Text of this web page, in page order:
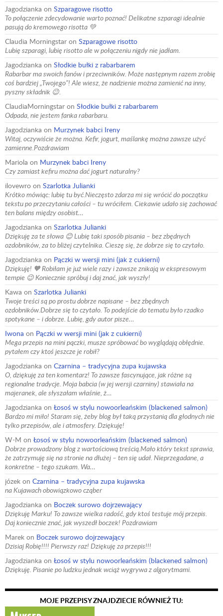
Jagodzianka on Szparagowe risotto
To połączenie zdecydowanie warto poznać! Delikatne szparagi idealnie
pasują do kremowego risotta 💚
Claudia Morningstar on Szparagowe risotto
Lubię szparagi, lubię risotto ale w połączeniu nigdy nie jadłam.
Jagodzianka on Słodkie bułki z rabarbarem
Rabarbar ma swoich fanów i przeciwników. Może następnym razem zrobię
coś bardziej „Twojego”! Ale wiesz, że nadzienie można zamienić na inny,
pyszny składnik 😉.
ClaudiaMorningstar on Słodkie bułki z rabarbarem
Odpada, nie jestem fanka rabarbaru.
Jagodzianka on Murzynek babci Ireny
Witaj, oczywiście że można. Kefir, jogurt, maślankę można zawsze użyć
zamienne.Pozdrawiam
Mariola on Murzynek babci Ireny
Czy zamiast kefiru można dać jogurt naturalny?
ilovewro on Szarlotka Julianki
Krótko mówiąc: lubię tu być.Nieczęsto zdarza mi się wrócić do początku
tekstu po przeczytaniu całości – tu wróciłem. Ciekawie udało się zachować
ten balans między osobist…
Jagodzianka on Szarlotka Julianki
Dziękuję za te słowa 😊 Lubię taki sposób pisania – bez zbędnych
ozdobników, za to bliżej czytelnika. Cieszę się, że dobrze się to czytało.
Jagodzianka on Pączki w wersji mini (jak z cukierni)
Dziękuję! 🧡 Robiłam je już wiele razy i zawsze znikają w ekspresowym
tempie 😉 Koniecznie spróbuj i daj znać, jak wyszły!
Kawa on Szarlotka Julianki
Twoje treści są po prostu dobrze napisane – bez zbędnych
ozdobników.Dobrze się to czytało. To podejście do tematu było rzadko
spotykane – i dobrze. Lubię, gdy autor pisze…
Iwona on Pączki w wersji mini (jak z cukierni)
Mega przepis na mini pączki, musze spróbować bo wyglądają obłędnie.
pytałem czy ktoś jeszcze je robił?
Jagodzianka on Czarnina – tradycyjna zupa kujawska
O, dziękuję za ten komentarz! To zawsze fascynujące, jak różne są
regionalne tradycje. Moja babcia (w jej wersji czarniny) stawiała na
majeranek, ale słyszałam właśnie, ż…
Jagodzianka on Łosoś w stylu nowoorleańskim (blackened salmon)
Bardzo mi miło! Staram się, żeby blog był taką przystanią dla głodnych nie
tylko przepisów, ale i atmosfery. Dziękuję!
W-M on Łosoś w stylu nowoorleańskim (blackened salmon)
Dobrze prowadzony blog z wartościową treścią.Mało który tekst sprawia,
że zatrzymuję się na stronie na dłużej – ten się udał. Nieprzegadane, a
konkretne – tego szukam. Wa…
józek on Czarnina – tradycyjna zupa kujawska
na Kujawach obowiązkowo cząber
Jagodzianka on Boczek surowo dojrzewający
Dziękuję Marku! To zawsze wielka radość, gdy ktoś testuje mój przepis.
Daj koniecznie znać, jak wyszedł boczek! Pozdrawiam
Marek on Boczek surowo dojrzewający
Dzisiaj Robię!!!! Pierwszy raz! Dziękuję za przepis!!!
Jagodzianka on Łosoś w stylu nowoorleańskim (blackened salmon)
Dziękuję. Pisanie po ludzku jednak wciąż wygrywa z algorytmami.
MOJE PRZEPISY ZNAJDZIECIE RÓWNIEŻ TU: